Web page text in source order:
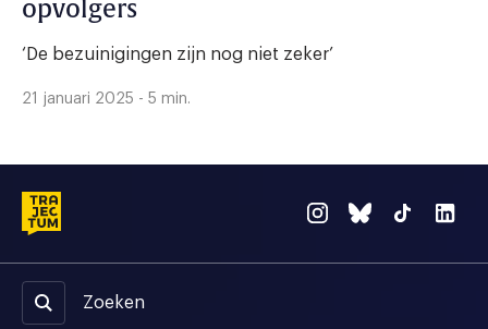
opvolgers
‘De bezuinigingen zijn nog niet zeker’
21 januari 2025 - 5 min.
Zoeken